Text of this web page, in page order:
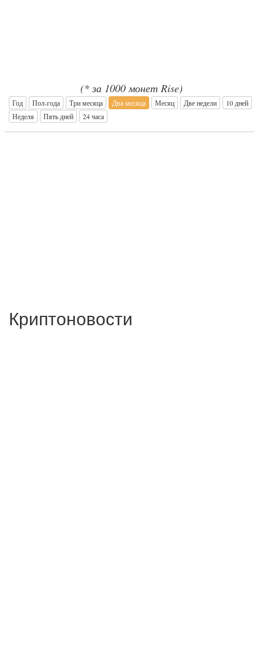
(* за 1000 монет Rise)
Год Пол-года Три месяца Два месяца Месяц Две недели
10 дней
Неделя
Пять дней 24 часа
Криптоновости